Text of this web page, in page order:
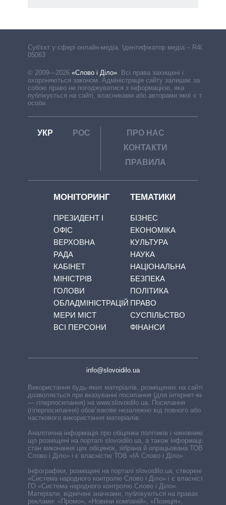
Cуб'єкт у сфері онлайн-медіа. Ідентифікатор медіа – R40-
05063
© 2009—2026 «Слово і Діло» Всі права захищені і
охороняються законом. Адміністрація сайту залишає за
собою право не погоджуватися з інформацією, яка
публікується на сайті, власниками або авторами якої є треті
особи.
УКР РОС
ПРО НАС
КОНТАКТИ
ПРАВИЛА
МОНІТОРИНГ
ПРЕЗИДЕНТ І
ОФІС
ВЕРХОВНА
РАДА
КАБІНЕТ
МІНІСТРІВ
ГОЛОВИ
ОБЛАДМІНІСТРАЦІЙ
МЕРИ МІСТ
ВСІ ПЕРСОНИ
ТЕМАТИКИ
БІЗНЕС
ЕКОНОМІКА
КУЛЬТУРА
НАУКА
НАЦІОНАЛЬНА
БЕЗПЕКА
ПОЛІТИКА
ПРАВО
СУСПІЛЬСТВО
ФІНАНСИ
info@slovoidilo.ua
Використання будь-яких матеріалів, розміщених на сайті,
дозволяється при вказуванні посилання (для інтернет-видань
— гіперпосилання) на www.slovoidilo.ua. Посилання
(гіперпосилання) обов’язкове незалежно від повного або
часткового використання матеріалів.
Аналітична інформація про обіцянки політиків і чиновників,
що розміщені на порталі slovoidilo.ua, а також інформація про
стан виконання цих обіцянок, зібрана й опрацьована ТОВ «ІА
Слово і Діло» і є власністю ТОВ «ІА Слово і Діло».
Інфографіки, розміщені на порталі slovoidilo.ua, створені ГО
«Система народного контролю Слово і Діло» і є власністю
ГО «Система народного контролю Слово і Діло».
Матеріали, відмічені значками, публікуються на правах
реклами: «Промо», «Новини компаній», «Позиція»,